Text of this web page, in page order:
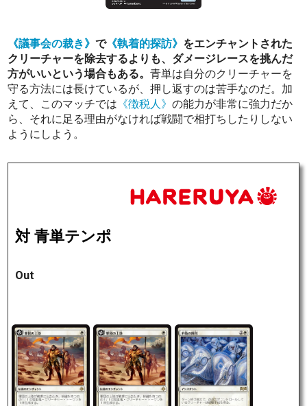
《議事会の裁き》で《執着的探訪》 をエンチャントされた
クリーチャーを除去するよりも、ダメージレースを挑んだ
方がいいという場合もある。青単は自分のクリーチャーを
守る方法には長けているが、押し返すのは苦手なのだ。加
えて、このマッチでは 《徴税人》の能力が非常に強力だか
ら、それに足る理由がなければ戦闘で相打ちしたりしない
ようにしよう。
対 青単テンポ
Out